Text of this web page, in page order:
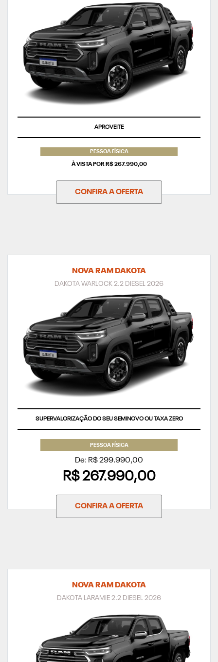
APROVEITE
PESSOA FÍSICA
À VISTA POR R$ 267.990,00
CONFIRA A OFERTA
NOVA RAM DAKOTA
DAKOTA WARLOCK 2.2 DIESEL 2026
SUPERVALORIZAÇÃO DO SEU SEMINOVO OU TAXA ZERO
PESSOA FÍSICA
De: R$ 299.990,00
R$ 267.990,00
CONFIRA A OFERTA
NOVA RAM DAKOTA
DAKOTA LARAMIE 2.2 DIESEL 2026